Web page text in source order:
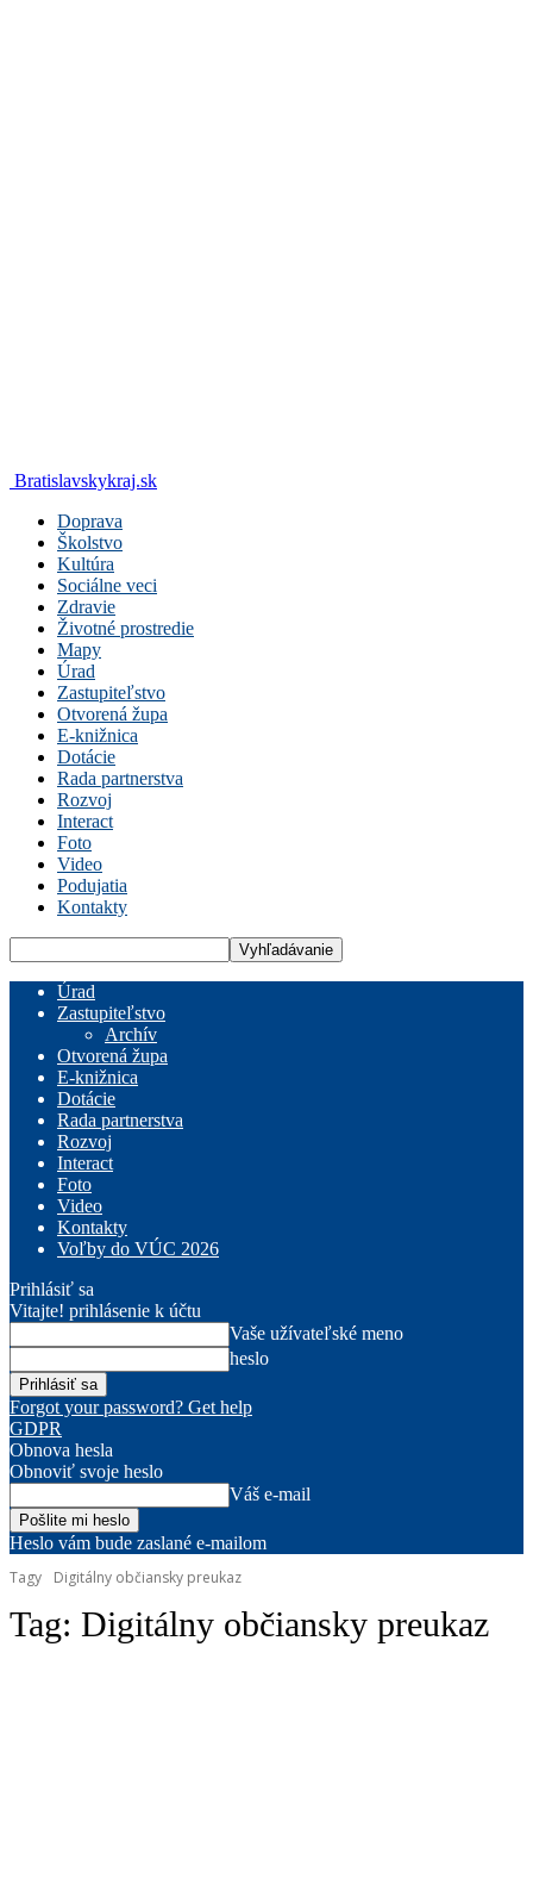
Bratislavskykraj.sk
Doprava
Školstvo
Kultúra
Sociálne veci
Zdravie
Životné prostredie
Mapy
Úrad
Zastupiteľstvo
Otvorená župa
E-knižnica
Dotácie
Rada partnerstva
Rozvoj
Interact
Foto
Video
Podujatia
Kontakty
Úrad
Zastupiteľstvo
Archív
Otvorená župa
E-knižnica
Dotácie
Rada partnerstva
Rozvoj
Interact
Foto
Video
Kontakty
Voľby do VÚC 2026
Prihlásiť sa
Vitajte! prihlásenie k účtu
Vaše užívateľské meno
heslo
Forgot your password? Get help
GDPR
Obnova hesla
Obnoviť svoje heslo
Váš e-mail
Heslo vám bude zaslané e-mailom
Tagy
Digitálny občiansky preukaz
Tag: Digitálny občiansky preukaz